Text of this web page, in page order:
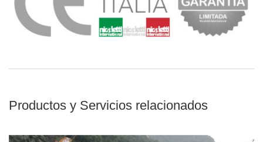
Productos y Servicios relacionados